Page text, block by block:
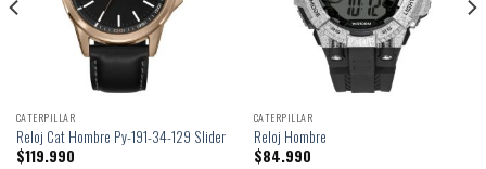
CATERPILLAR
Reloj Cat Hombre Py-191-34-129 Slider
$119.990
CATERPILLAR
Reloj Hombre
$84.990